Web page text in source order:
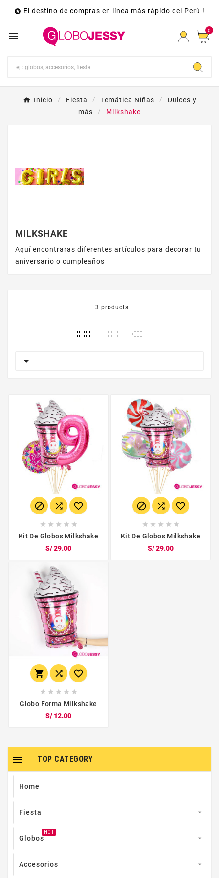
 El destino de compras en línea más rápido del Perú !
 0
Inicio Fiesta Temática Niñas
Dulces y
más
Milkshake
MILKSHAKE
Aquí encontraras diferentes artículos para decorar tu
aniversario o cumpleaños
3 products

  
    
Kit De Globos Milkshake
S/ 29.00
  
    
Kit De Globos Milkshake
S/ 29.00
  
    
Globo Forma Milkshake
S/ 12.00
TOP CATEGORY

Home
Fiesta 
Globos
HOT

Accesorios 